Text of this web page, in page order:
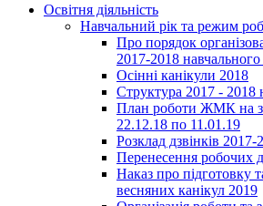
Освітня діяльність
Навчальний рік та режим
Про порядок
2017-2018
Осінні канікули 2018
Структура 2017 - 2018
План роботи ЖМК на
22.12.18 по 11.01.19
Розклад дзвінків 2017-
Перенесення робочих
Наказ про підготовку
весняних канікул 2019